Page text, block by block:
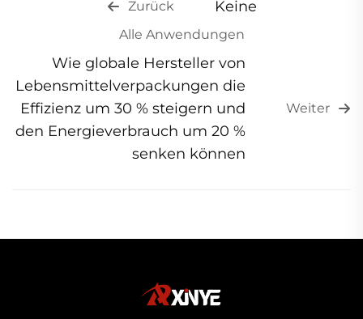
Zurück Keine
Alle Anwendungen
Weiter
Wie globale Hersteller von
Lebensmittelverpackungen die
Effizienz um 30 % steigern und
den Energieverbrauch um 20 %
senken können